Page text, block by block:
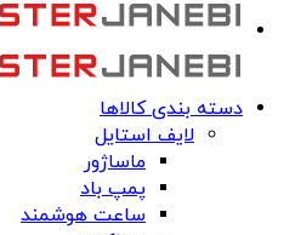
دسته بندی کالاها
لایف استایل
ماساژور
پمپ باد
ساعت هوشمند